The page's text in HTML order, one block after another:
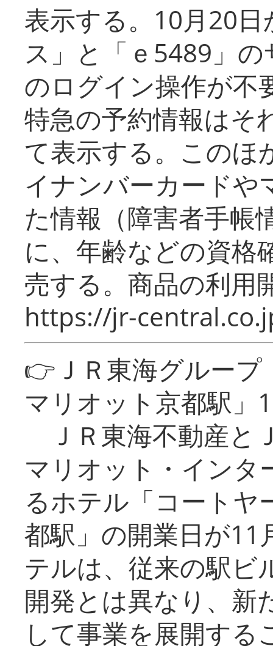
表示する。10月20
ス」と「ｅ5489」
のログイン操作が不
特急の予約情報はそ
て表示する。このほ
イナンバーカードや
た情報（障害者手帳
に、年齢などの資格
売する。商品の利用
https://jr-
👉ＪＲ東海グルー
マリオット京都駅」
ＪＲ東海不動産と
マリオット・インタ
るホテル「コートヤ
都駅」の開業日が11
テルは、従来の駅ビ
開発とは異なり、新
して事業を展開する